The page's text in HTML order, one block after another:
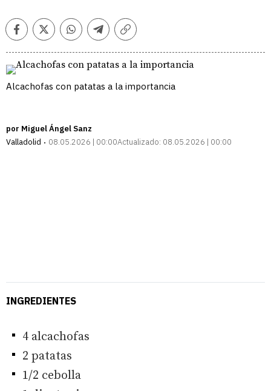
FacebookTwitterWhatsappTelegramCopiar
Alcachofas con patatas a la importancia
por Miguel Ángel Sanz
Valladolid
08.05.2026 | 00:00Actualizado: 08.05.2026 | 00:00
INGREDIENTES
4 alcachofas
2 patatas
1/2 cebolla